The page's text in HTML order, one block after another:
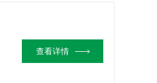
查看详情